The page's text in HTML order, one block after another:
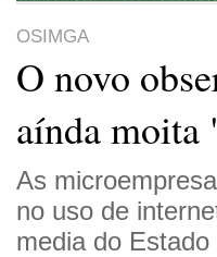
OSIMGA
O novo
aínda
As
no uso de
media do Estado